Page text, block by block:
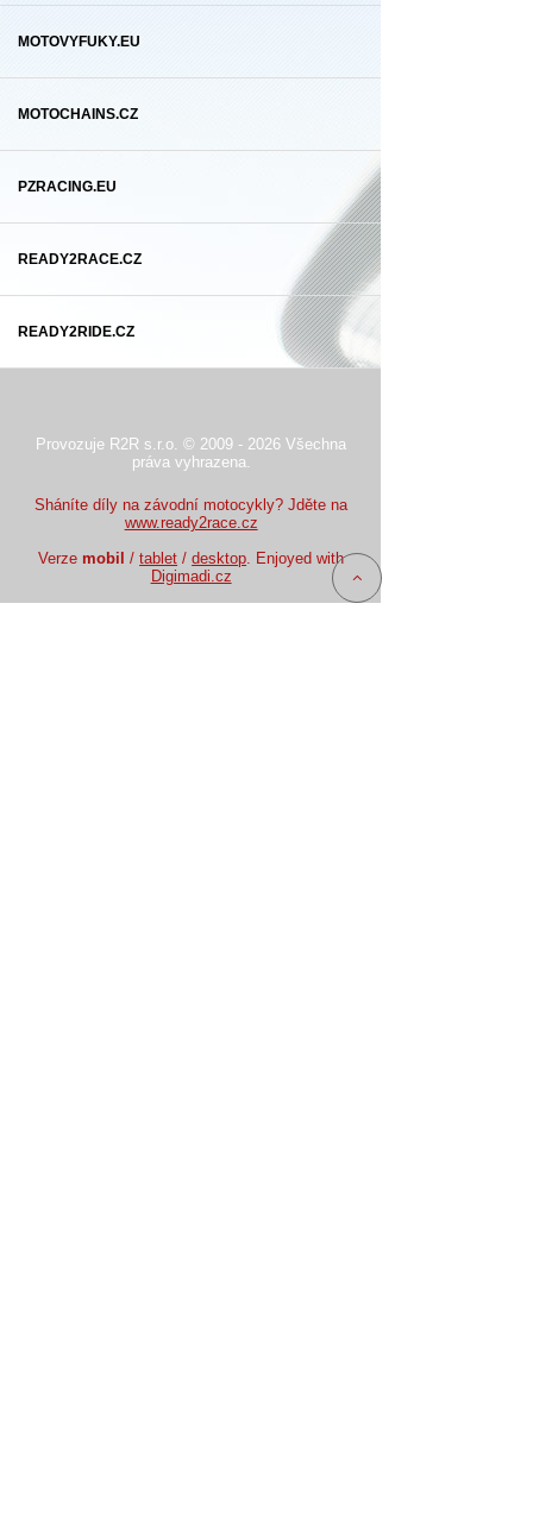
MOTOVYFUKY.EU
MOTOCHAINS.CZ
PZRACING.EU
READY2RACE.CZ
READY2RIDE.CZ
Provozuje R2R s.r.o. © 2009 - 2026 Všechna
práva vyhrazena.
Sháníte díly na závodní motocykly? Jděte na
www.ready2race.cz
Verze mobil /tablet /desktop. Enjoyed with
Digimadi.cz